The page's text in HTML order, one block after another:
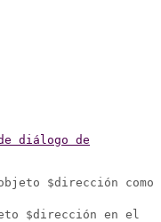
diálogo de
$dirección como
$dirección en el